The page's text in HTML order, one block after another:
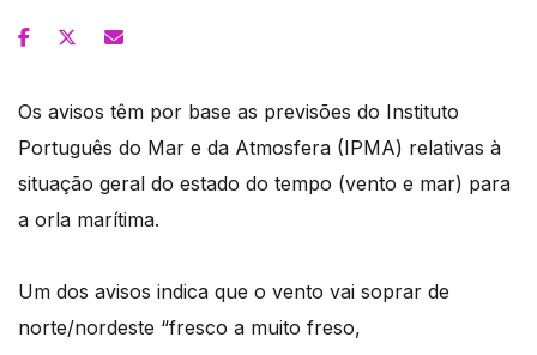
Os avisos têm por base as previsões do Instituto
Português do Mar e da Atmosfera (IPMA) relativas à
situação geral do estado do tempo (vento e mar) para
a orla marítima.
Um dos avisos indica que o vento vai soprar de
norte/nordeste “fresco a muito freso,